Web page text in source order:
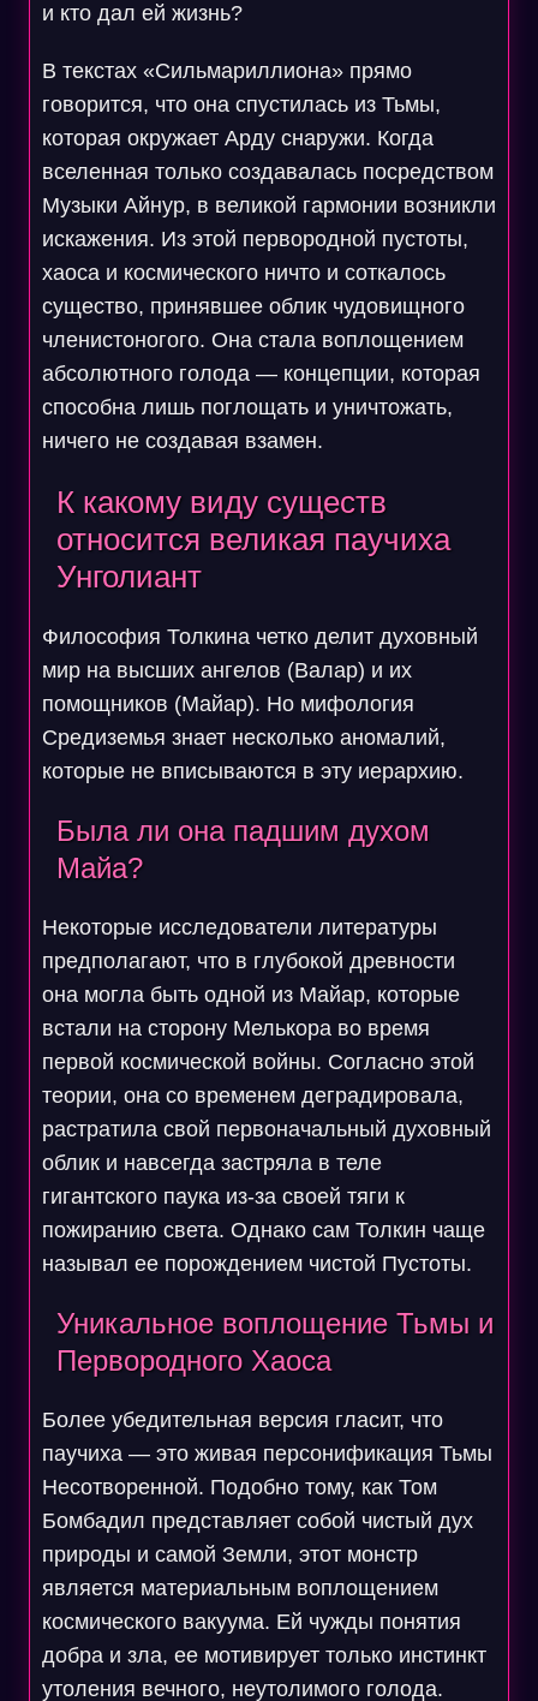
и кто дал ей жизнь?
В текстах «Сильмариллиона» прямо
говорится, что она спустилась из Тьмы,
которая окружает Арду снаружи. Когда
вселенная только создавалась посредством
Музыки Айнур, в великой гармонии возникли
искажения. Из этой первородной пустоты,
хаоса и космического ничто и соткалось
существо, принявшее облик чудовищного
членистоногого. Она стала воплощением
абсолютного голода — концепции, которая
способна лишь поглощать и уничтожать,
ничего не создавая взамен.
К какому виду существ
относится великая паучиха
Унголиант
Философия Толкина четко делит духовный
мир на высших ангелов (Валар) и их
помощников (Майар). Но мифология
Средиземья знает несколько аномалий,
которые не вписываются в эту иерархию.
Была ли она падшим духом
Майа?
Некоторые исследователи литературы
предполагают, что в глубокой древности
она могла быть одной из Майар, которые
встали на сторону Мелькора во время
первой космической войны. Согласно этой
теории, она со временем деградировала,
растратила свой первоначальный духовный
облик и навсегда застряла в теле
гигантского паука из-за своей тяги к
пожиранию света. Однако сам Толкин чаще
называл ее порождением чистой Пустоты.
Уникальное воплощение Тьмы и
Первородного Хаоса
Более убедительная версия гласит, что
паучиха — это живая персонификация Тьмы
Несотворенной. Подобно тому, как Том
Бомбадил представляет собой чистый дух
природы и самой Земли, этот монстр
является материальным воплощением
космического вакуума. Ей чужды понятия
добра и зла, ее мотивирует только инстинкт
утоления вечного, неутолимого голода.